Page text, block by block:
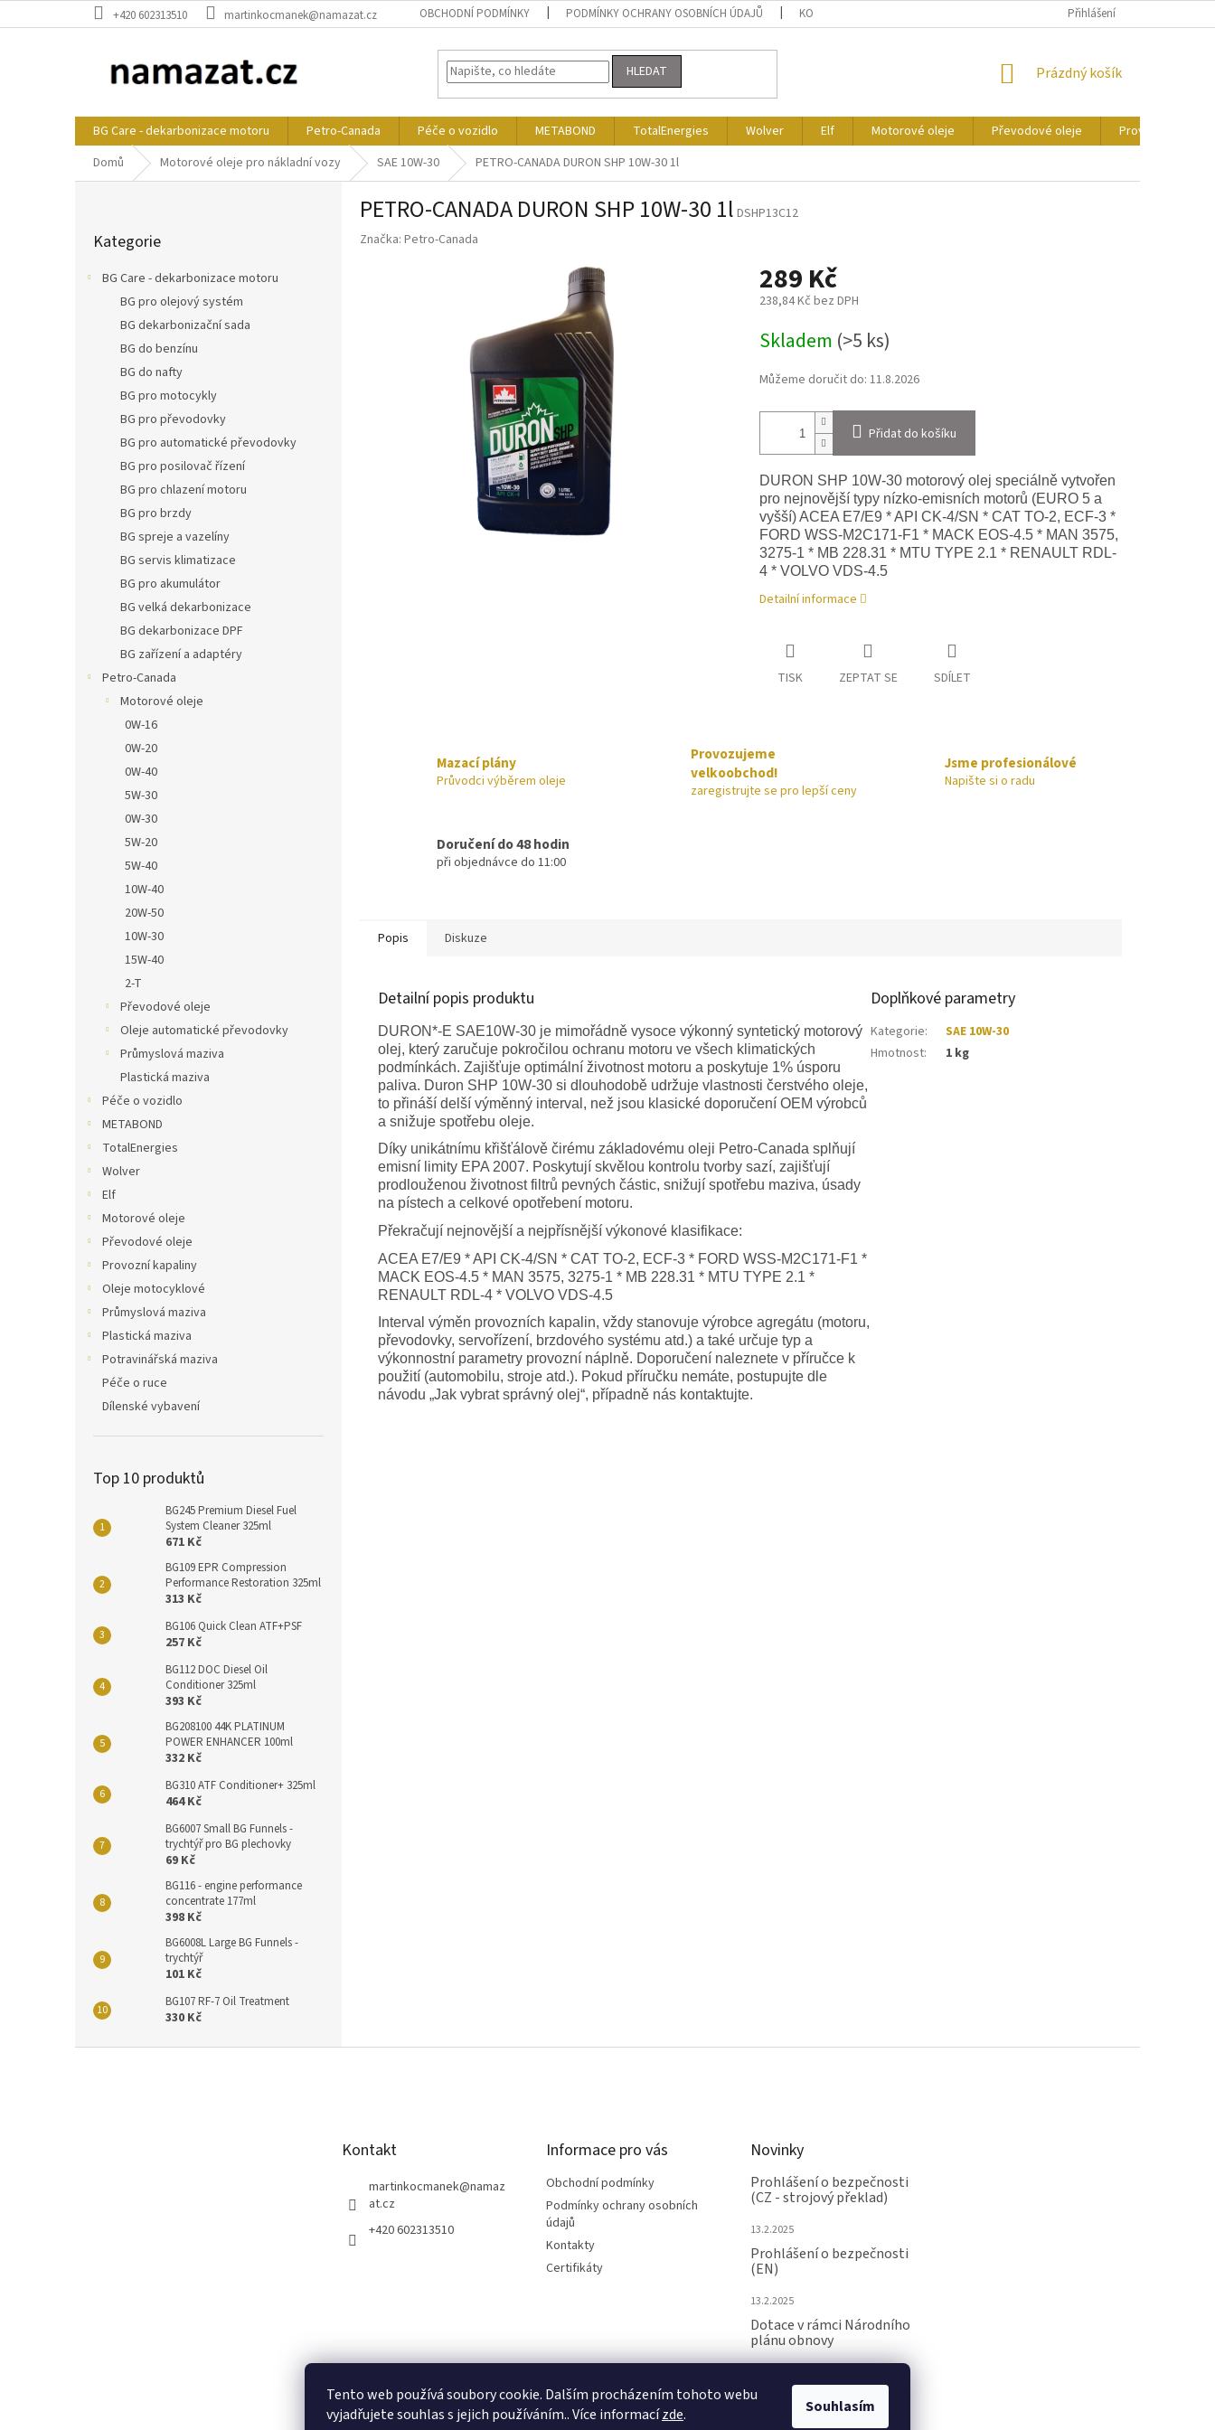
Tento web používá soubory cookie. Dalším procházením tohoto webu
vyjadřujete souhlas s jejich používáním.. Více informacízde. Souhlasím
na
+420 602313510 martinkocmanek@namazat.cz OBCHODNÍ PODMÍNKY PODMÍNKY OCHRANY OSOBNÍCH ÚDAJŮ KONTAKTY Přihlášení
HLEDAT
NÁKUPNÍ
Prázdný košík
BG Care - dekarbonizace motoru Petro-Canada Péče o vozidlo METABOND TotalEnergies Wolver Elf Motorové oleje Převodové oleje
Provozní kapaliny
Domů
Motorové oleje pro nákladní vozy SAE 10W-30 PETRO-CANADA DURON SHP 10W-30 1l
kategorie
Kategorie
BG Care - dekarbonizace motoru
BG pro olejový systém
BG dekarbonizační sada
BG do benzínu
BG do nafty
BG pro motocykly
BG pro převodovky
BG pro automatické převodovky
BG pro posilovač řízení
BG pro chlazení motoru
BG pro brzdy
BG spreje a vazelíny
BG servis klimatizace
BG pro akumulátor
BG velká dekarbonizace
BG dekarbonizace DPF
BG zařízení a adaptéry
Petro-Canada
Motorové oleje
0W-16
0W-20
0W-40
5W-30
0W-30
5W-20
5W-40
10W-40
20W-50
10W-30
15W-40
2-T
Převodové oleje
Oleje automatické převodovky
Průmyslová maziva
Plastická maziva
Péče o vozidlo
METABOND
TotalEnergies
Wolver
Elf
Motorové oleje
Převodové oleje
Provozní kapaliny
Oleje motocyklové
Průmyslová maziva
Plastická maziva
Potravinářská maziva
Péče o ruce
Dílenské vybavení
Top 10 produktů
BG245 Premium Diesel Fuel
System Cleaner 325ml
671 Kč
BG109 EPR Compression
Performance Restoration 325ml
313 Kč
BG106 Quick Clean ATF+PSF
257 Kč
BG112 DOC Diesel Oil
Conditioner 325ml
393 Kč
BG208100 44K PLATINUM
POWER ENHANCER 100ml
332 Kč
BG310 ATF Conditioner+ 325ml
464 Kč
BG6007 Small BG Funnels -
trychtýř pro BG plechovky
69 Kč
BG116 - engine performance
concentrate 177ml
398 Kč
BG6008L Large BG Funnels -
trychtýř
101 Kč
BG107 RF-7 Oil Treatment
330 Kč
PETRO-CANADA DURON SHP 10W-30 1l DSHP13C12
Značka: Petro-Canada
289 Kč
238,84 Kč bez DPH
cena:
Skladem (>5 ks)
Můžeme doručit do: 11.8.2026
Přidat do košíku
DURON SHP 10W-30 motorový olej speciálně vytvořen
pro nejnovější typy nízko-emisních motorů (EURO 5 a
vyšší) ACEA E7/E9 * API CK-4/SN * CAT TO-2, ECF-3 *
FORD WSS-M2C171-F1 * MACK EOS-4.5 * MAN 3575,
3275-1 * MB 228.31 * MTU TYPE 2.1 * RENAULT RDL-
4 * VOLVO VDS-4.5
Detailní informace
TISK ZEPTAT SE SDÍLET
Mazací plány
Průvodci výběrem oleje
Provozujeme
velkoobchod!
zaregistrujte se pro lepší ceny
Jsme profesionálové
Napište si o radu
Doručení do 48 hodin
při objednávce do 11:00
Popis Diskuze
Detailní popis produktu
DURON*-E SAE10W-30 je mimořádně vysoce výkonný syntetický motorový
olej, který zaručuje pokročilou ochranu motoru ve všech klimatických
podmínkách. Zajišťuje optimální životnost motoru a poskytuje 1% úsporu
paliva. Duron SHP 10W-30 si dlouhodobě udržuje vlastnosti čerstvého oleje,
to přináší delší výměnný interval, než jsou klasické doporučení OEM výrobců
a snižuje spotřebu oleje.
Díky unikátnímu křišťálově čirému základovému oleji Petro-Canada splňují
emisní limity EPA 2007. Poskytují skvělou kontrolu tvorby sazí, zajišťují
prodlouženou životnost filtrů pevných částic, snižují spotřebu maziva, úsady
na pístech a celkové opotřebení motoru.
Překračují nejnovější a nejpřísnější výkonové klasifikace:
ACEA E7/E9 * API CK-4/SN * CAT TO-2, ECF-3 * FORD WSS-M2C171-F1 *
MACK EOS-4.5 * MAN 3575, 3275-1 * MB 228.31 * MTU TYPE 2.1 *
RENAULT RDL-4 * VOLVO VDS-4.5
Interval výměn provozních kapalin, vždy stanovuje výrobce agregátu (motoru,
převodovky, servořízení, brzdového systému atd.) a také určuje typ a
výkonnostní parametry provozní náplně. Doporučení naleznete v příručce k
použití (automobilu, stroje atd.). Pokud příručku nemáte, postupujte dle
návodu „Jak vybrat správný olej“, případně nás kontaktujte.
Doplňkové parametry
Kategorie:
SAE 10W-30
Hmotnost: 1 kg
Kontakt
martinkocmanek@namaz
at.cz
+420 602313510
Informace pro vás
Obchodní podmínky
Podmínky ochrany osobních
údajů
Kontakty
Certifikáty
Novinky
Prohlášení o bezpečnosti
(CZ - strojový překlad)
13.2.2025
Prohlášení o bezpečnosti
(EN)
13.2.2025
Dotace v rámci Národního
plánu obnovy